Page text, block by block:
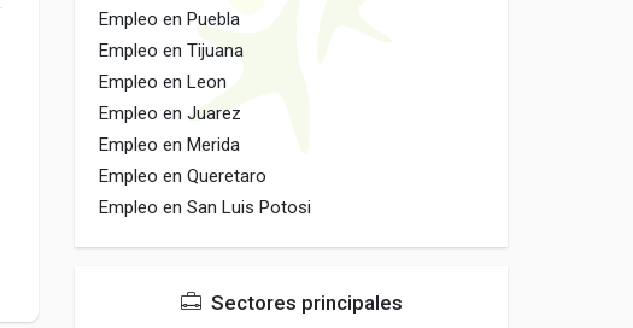
Empleo en Puebla
Empleo en Tijuana
Empleo en Leon
Empleo en Juarez
Empleo en Merida
Empleo en Queretaro
Empleo en San Luis Potosi
Sectores principales